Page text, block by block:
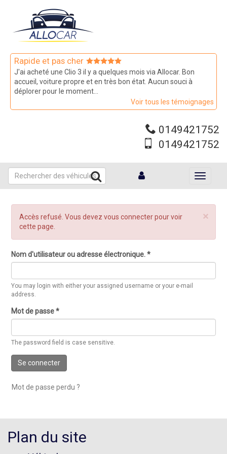
principal
Rapide et pas cher
J'ai acheté une Clio 3 il y a quelques mois via Allocar. Bon
accueil, voiture propre et en très bon état. Aucun souci à
déplorer pour le moment...
Voir tous les témoignages
0149421752
0149421752
Toggle
×
Message
d'erreur
Accès refusé. Vous devez vous connecter pour voir
cette page.
Nom d'utilisateur ou adresse électronique.*
You may login with either your assigned username or your e-mail
address.
Mot de passe*
The password field is case sensitive.
Se connecter
Mot de passe perdu ?
Plan du site